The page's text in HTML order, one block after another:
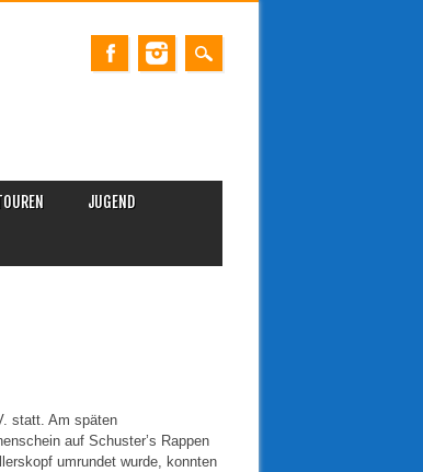
JUGEND
statt. Am späten
auf Schuster’s Rappen
umrundet wurde, konnten